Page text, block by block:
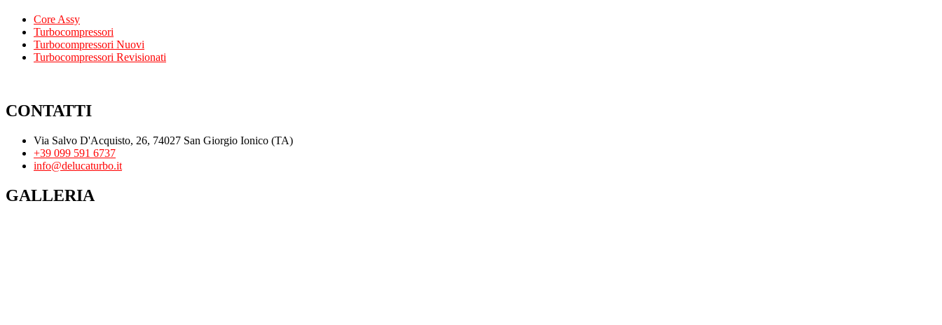
Core Assy
Turbocompressori
Turbocompressori Nuovi
Turbocompressori Revisionati
CONTATTI
Via Salvo D'Acquisto, 26, 74027 San Giorgio Ionico (TA)
+39 099 591 6737
info@delucaturbo.it
GALLERIA